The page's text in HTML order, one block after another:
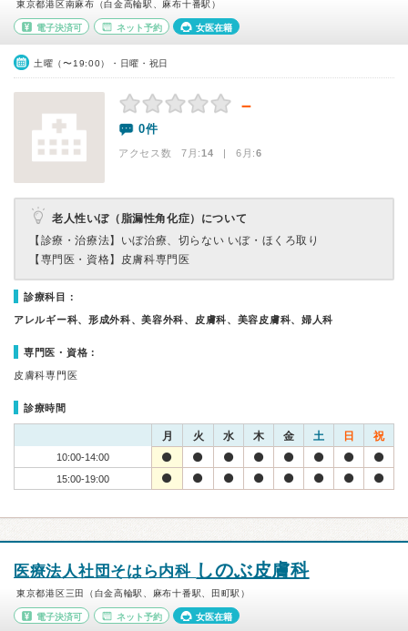
東京都港区南麻布（白金高輪駅、麻布十番駅）
電子決済可 ネット予約 女医在籍
土曜（〜19:00）・日曜・祝日
－
0件
アクセス数 7月:14 | 6月:6
老人性いぼ（脂漏性角化症）について
【診療・治療法】 いぼ治療、切らない いぼ・ほくろ取り
【専門医・資格】 皮膚科専門医
診療科目：
アレルギー科、形成外科、美容外科、皮膚科、美容皮膚科、婦人科
専門医・資格：
皮膚科専門医
診療時間
月 火 水 木 金 土 日 祝
10:00-14:00
15:00-19:00
医療法人社団そはら内科 しのぶ皮膚科
東京都港区三田（白金高輪駅、麻布十番駅、田町駅）
電子決済可 ネット予約 女医在籍